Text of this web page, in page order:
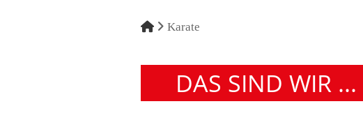
Karate
DAS SIND WIR ...